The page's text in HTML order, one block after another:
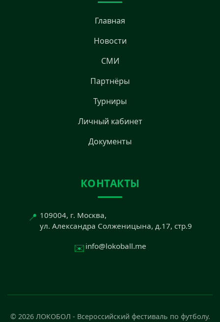
Главная
Новости
СМИ
Партнёры
Турниры
Личный кабинет
Документы
КОНТАКТЫ
📍 109004, г. Москва,
ул. Александра Солженицына, д.17, стр.9
✉️ info@lokoball.me
© 2026 ЛОКОБОЛ - Всероссийский фестиваль по футболу.